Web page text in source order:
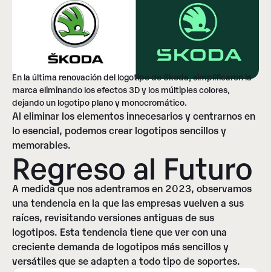
En la última renovación del logotipo de Skoda, simplificaron la
marca eliminando los efectos 3D y los múltiples colores,
dejando un logotipo plano y monocromático.
Al eliminar los elementos innecesarios y centrarnos en
lo esencial, podemos crear logotipos sencillos y
memorables.
Regreso al Futuro
A medida que nos adentramos en 2023, observamos
una tendencia en la que las empresas vuelven a sus
raíces, revisitando versiones antiguas de sus
logotipos. Esta tendencia tiene que ver con una
creciente demanda de logotipos más sencillos y
versátiles que se adapten a todo tipo de soportes.